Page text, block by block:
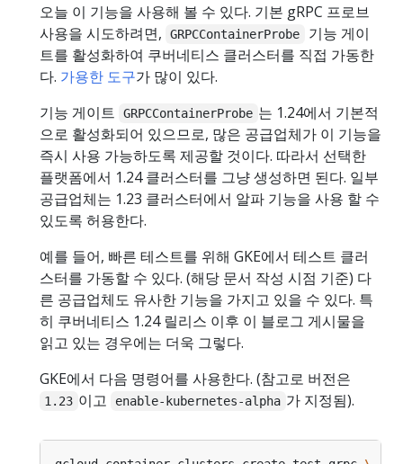
오늘 이 기능을 사용해 볼 수 있다. 기본 gRPC 프로브
사용을 시도하려면,
GRPCContainerProbe
기능 게이
트를 활성화하여 쿠버네티스 클러스터를 직접 가동한
다. 가용한 도구가 많이 있다.
기능 게이트
GRPCContainerProbe 는 1.24에서 기본적
으로 활성화되어 있으므로, 많은 공급업체가 이 기능을
즉시 사용 가능하도록 제공할 것이다. 따라서 선택한
플랫폼에서 1.24 클러스터를 그냥 생성하면 된다. 일부
공급업체는 1.23 클러스터에서 알파 기능을 사용 할 수
있도록 허용한다.
예를 들어, 빠른 테스트를 위해 GKE에서 테스트 클러
스터를 가동할 수 있다. (해당 문서 작성 시점 기준) 다
른 공급업체도 유사한 기능을 가지고 있을 수 있다. 특
히 쿠버네티스 1.24 릴리스 이후 이 블로그 게시물을
읽고 있는 경우에는 더욱 그렇다.
GKE에서 다음 명령어를 사용한다. (참고로 버전은
1.23 이고 enable-kubernetes-alpha 가 지정됨).